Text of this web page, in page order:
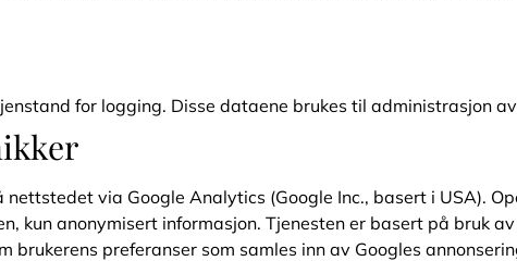
for logging. Disse dataene brukes til administrasjon
via Google Analytics (Google Inc., basert i USA).
kun anonymisert informasjon. Tjenesten er basert på bruk
brukerens preferanser som samles inn av Googles